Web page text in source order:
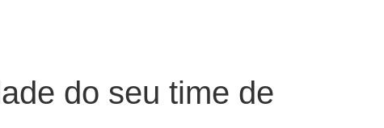
do seu time de